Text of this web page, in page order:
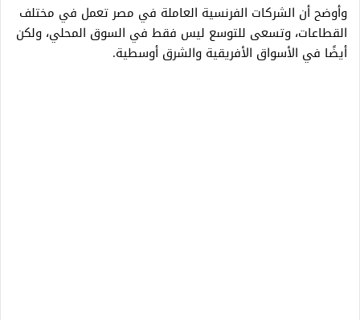
وأوضح أن الشركات الفرنسية العاملة في مصر تعمل في مختلف
القطاعات، وتسعى للتوسع ليس فقط في السوق المحلي، ولكن
أيضًا في الأسواق الأفريقية والشرق أوسطية.